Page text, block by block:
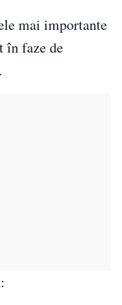
mai importante
în faze de